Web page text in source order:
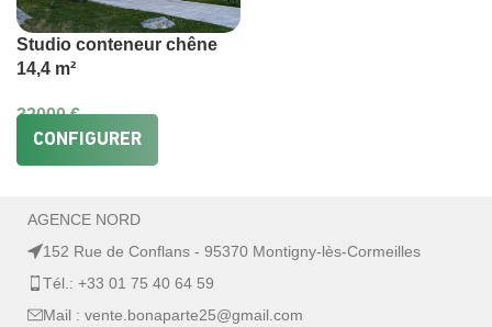
Studio conteneur chêne
14,4 m²
32000€
CONFIGURER
AGENCE NORD
152 Rue de Conflans - 95370 Montigny-lès-Cormeilles
Tél.: +33 01 75 40 64 59
Mail : vente.bonaparte25@gmail.com